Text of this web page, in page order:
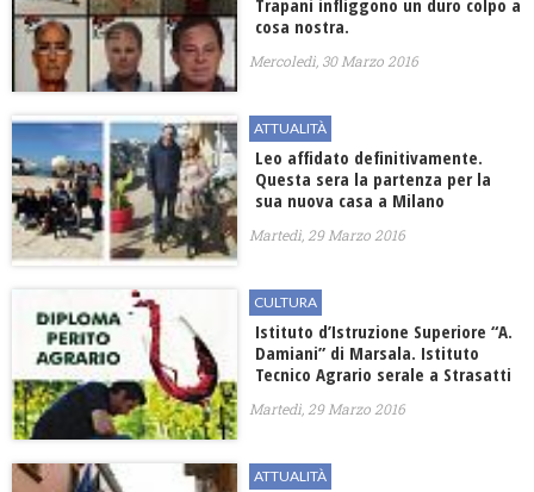
Trapani infliggono un duro colpo a
cosa nostra.
Mercoledì, 30 Marzo 2016
ATTUALITÀ
Leo affidato definitivamente.
Questa sera la partenza per la
sua nuova casa a Milano
Martedì, 29 Marzo 2016
CULTURA
Istituto d’Istruzione Superiore “A.
Damiani” di Marsala. Istituto
Tecnico Agrario serale a Strasatti
Martedì, 29 Marzo 2016
ATTUALITÀ